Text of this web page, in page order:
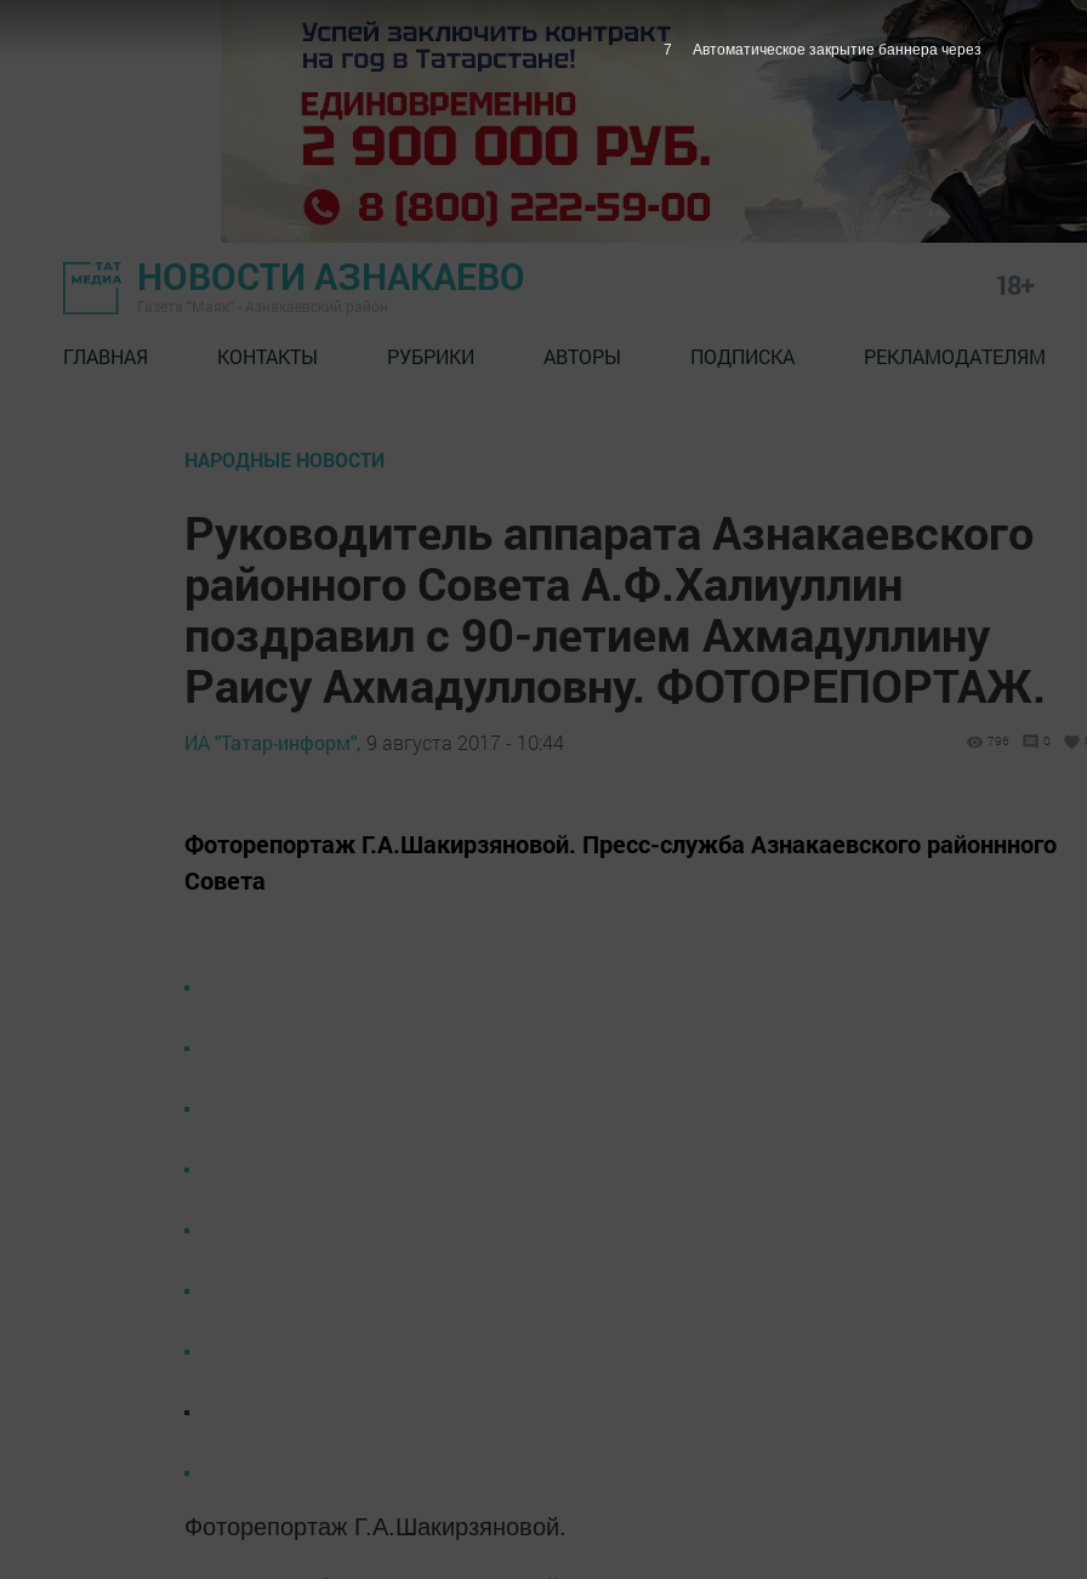
НОВОСТИ АЗНАКАЕВО 18+
ГЛАВНАЯ КОНТАКТЫ РУБРИКИ АВТОРЫ ПОДПИСКА РЕКЛАМОДАТЕЛЯМ
НАРОДНЫЕ НОВОСТИ
Руководитель аппарата Азнакаевского
районного Совета А.Ф.Халиуллин
поздравил с 90-летием Ахмадуллину
Раису Ахмадулловну. ФОТОРЕПОРТАЖ.
ИА "Татар-информ", 9 августа 2017 - 10:44 796 0
Фоторепортаж Г.А.Шакирзяновой. Пресс-служба Азнакаевского районнного
Совета
Фоторепортаж Г.А.Шакирзяновой.
6 Автоматическое закрытие баннера через